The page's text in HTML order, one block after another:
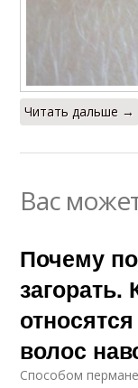
Читать дальше →
Вас
Почему
загорать.
волос
Способом